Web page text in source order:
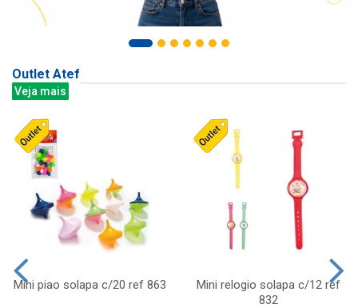
Outlet Atef
Veja mais
Mini piao solapa c/20 ref 863
Mini relogio solapa c/12 ref
832